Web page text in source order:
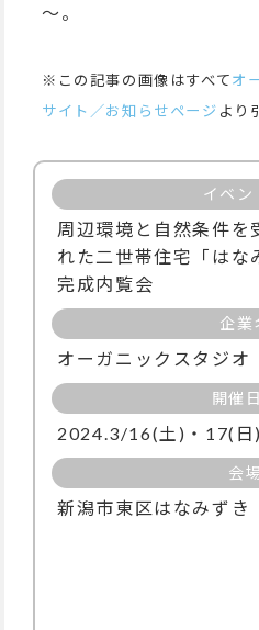
～。
※この記事の画像はすべてオ
サイト／お知らせページ より
イベン
周辺環境と自然条件を
れた二世帯住宅「はな
完成内覧会
企業
オーガニックスタジオ
開催
2024.3/16(土)・17(日)
会場
新潟市東区はなみずき